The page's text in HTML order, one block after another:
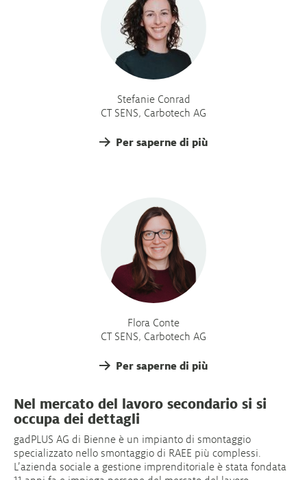
Stefanie Conrad
CT SENS, Carbotech AG
Per saperne di più
Flora Conte
CT SENS, Carbotech AG
Per saperne di più
Nel mercato del lavoro secondario si si
occupa dei dettagli
gadPLUS AG di Bienne è un impianto di smontaggio
specializzato nello smontaggio di RAEE più complessi.
L’azienda sociale a gestione imprenditoriale è stata fondata